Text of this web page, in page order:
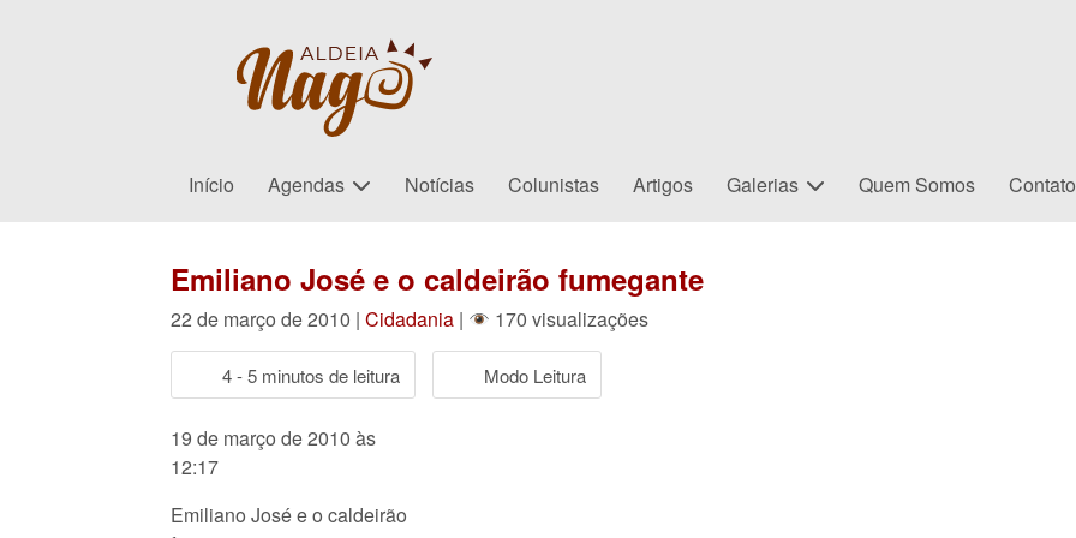
Início Agendas Notícias Colunistas Artigos Galerias Quem Somos Contato
Emiliano José e o caldeirão fumegante
22 de março de 2010 | Cidadania | 170 visualizações
4 - 5 minutos de leitura Modo Leitura
19 de março de 2010 às
12:17
Emiliano José e o caldeirão